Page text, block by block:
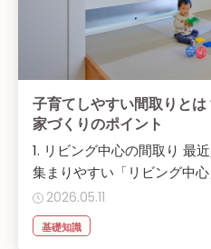
子育てしやすい間取りと
家づくりのポイント
1. リビング中心の間取り 最
集まりやすい「リビング中
2026.05.11
基礎知識